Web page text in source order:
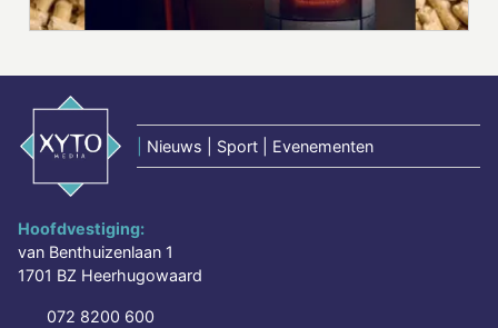
Nieuws | Sport | Evenementen
Hoofdvestiging:
van Benthuizenlaan 1
1701 BZ Heerhugowaard
072 8200 600